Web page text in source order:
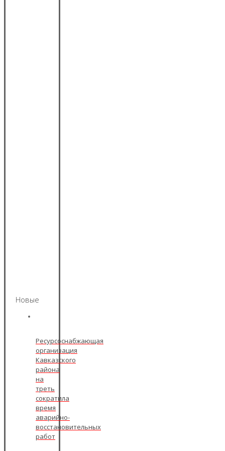
Новые
Ресурсоснабжающая
организация
Кавказского
района
на
треть
сократила
время
аварийно-
восстановительных
работ